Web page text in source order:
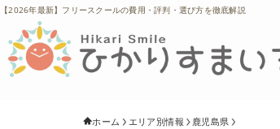
【2026年最新】フリースクールの費用・評判・選び方を徹底解説
ホーム エリア別情報 鹿児島県